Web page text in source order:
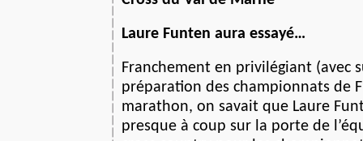
Laure Funten aura essayé…
Franchement en privilégiant (avec
préparation des championnats de
marathon, on savait que Laure
presque à coup sur la porte de